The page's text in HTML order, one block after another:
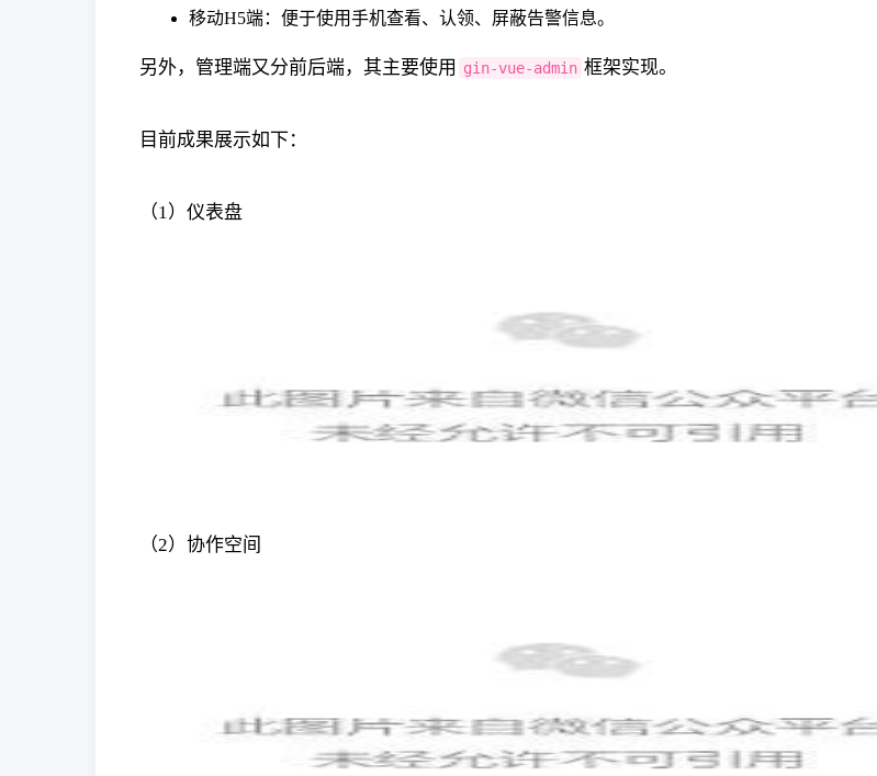
移动H5端：便于使用手机查看、认领、屏蔽告警信息。
另外，管理端又分前后端，其主要使用 gin-vue-admin 框架实现。
目前成果展示如下：
（1）仪表盘
（2）协作空间